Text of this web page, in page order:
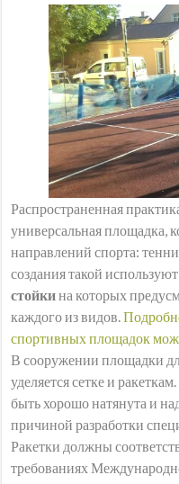
Распространенная
универсальная площадка,
направлений спорта:
создания такой
стойкина которых
каждого из видов.
спортивных площадок
В сооружении площадки
уделяется сетке и ракеткам.
быть хорошо натянута и
причиной разработки
Ракетки должны
требованиях